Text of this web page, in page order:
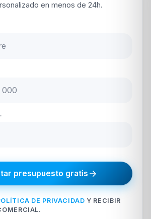
en menos de 24h.
presupuesto gratis
DE PRIVACIDAD Y RECIBIR